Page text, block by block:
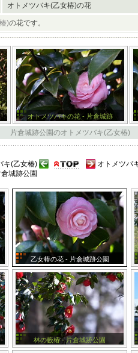
オトメツバキ(乙女椿)の花
)の花です。
オトメツバキの花 - 片倉城跡
片倉城跡公園のオトメツバキ(乙女椿)
キ(乙女椿)
倉城跡公園
オトメツバ
乙女椿の花 - 片倉城跡公園
林の藪椿 - 片倉城跡公園